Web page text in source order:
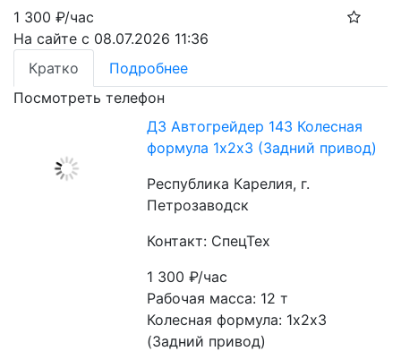
1 300 ₽/час
На сайте с 08.07.2026 11:36
Кратко
Подробнее
Посмотреть телефон
ДЗ Автогрейдер 143 Колесная
формула 1х2х3 (Задний привод)
Республика Карелия, г.
Петрозаводск
Контакт: СпецТех
1 300₽/час
Рабочая масса: 12 т
Колесная формула: 1х2х3
(Задний привод)